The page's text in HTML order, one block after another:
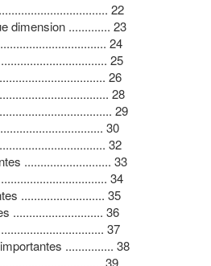
22
dimension ............. 23
24
25
26
28
29
30
32
........................... 33
34
.......................... 35
............................ 36
37
............... 38
39